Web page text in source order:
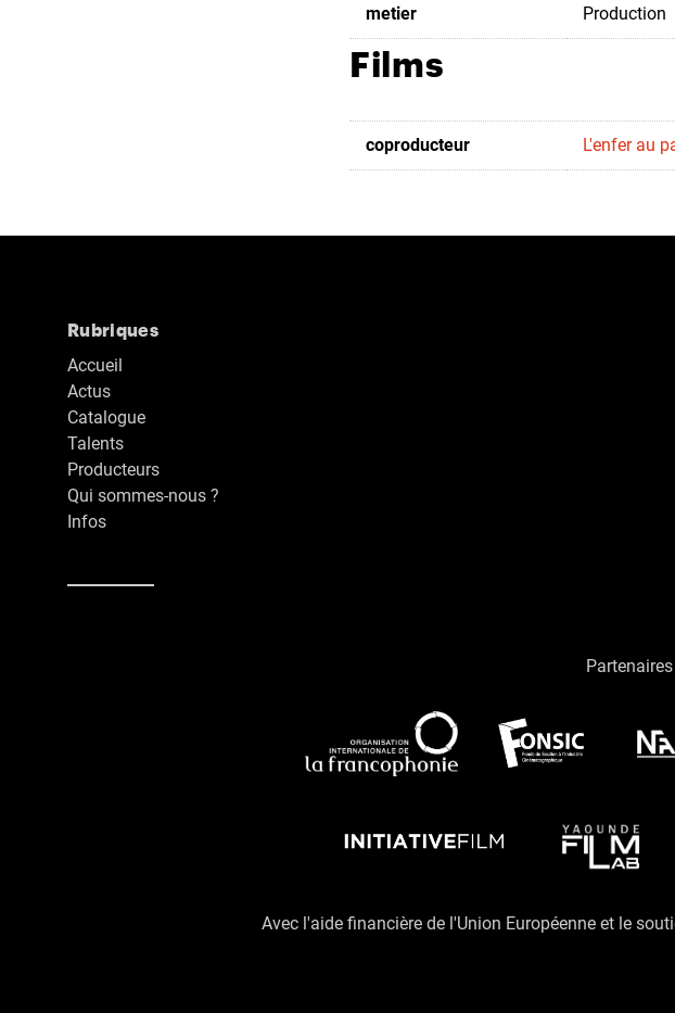
metier Production
Films
coproducteur L'enfer au
Rubriques
Accueil
Actus
Catalogue
Talents
Producteurs
Qui sommes-nous ?
Infos
Avec l'aide financière de l'Union Européenne et le